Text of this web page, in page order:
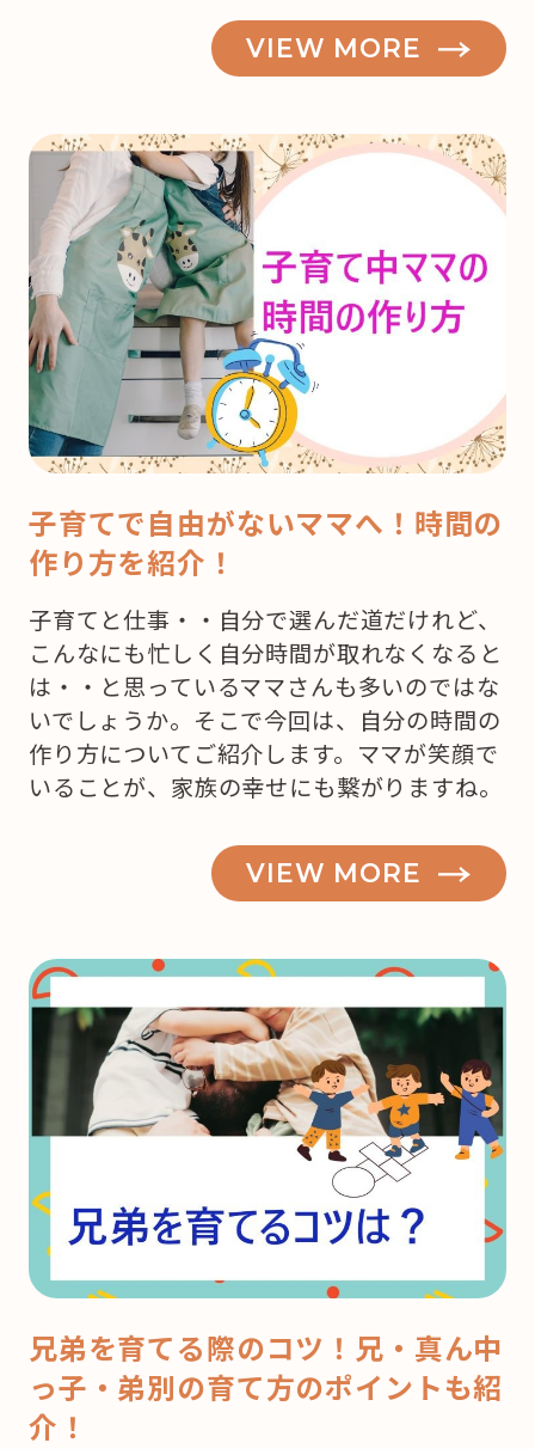
VIEW MORE
子育てで自由がないママへ！時間の
作り方を紹介！
子育てと仕事・・自分で選んだ道だけれど、
こんなにも忙しく自分時間が取れなくなると
は・・と思っているママさんも多いのではな
いでしょうか。そこで今回は、自分の時間の
作り方についてご紹介します。ママが笑顔で
いることが、家族の幸せにも繋がりますね。
VIEW MORE
兄弟を育てる際のコツ！兄・真ん中
っ子・弟別の育て方のポイントも紹
介！